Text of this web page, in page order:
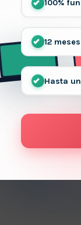
100%
12
Hasta